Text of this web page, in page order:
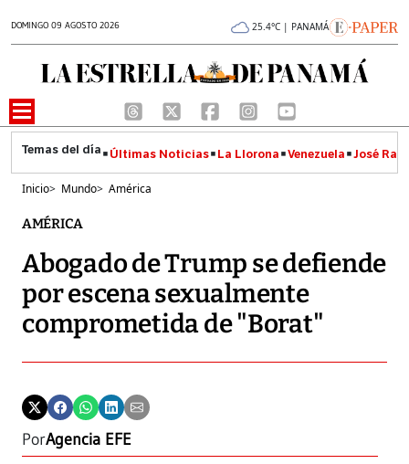
DOMINGO 09 AGOSTO 2026 25.4°C | PANAMÁ
Últimas Noticias La Llorona Venezuela José
Inicio> Mundo> América
AMÉRICA
Abogado de Trump se defiende
por escena sexualmente
comprometida de "Borat"
PorAgencia EFE